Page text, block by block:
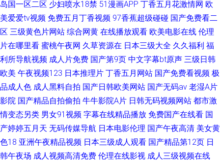
岛国一区二区 少妇喷水18禁 51漫画APP 丁香五月花激情网 欧
美爱爱tv视频 免费五月丁香视频 97香蕉超级碰碰 国产免费看二
区 三级黄色片网站 综合网黄 在线播放观看 欧美电影在线 伦理
片在哪里看 蜜桃午夜网 久草资源在 日本三级大全 久久福利 福
利所导航视频 成人片免费 国产第9页 中文字幕bt原声 三级日韩
欧美 午夜视频123 日本推理片 丁香五月网站 国产免费看视频 极
品成人色 成人黑料自拍 国产日韩欧美网站 国产无码av 老湿A片
影院 国产精品自拍偷拍 牛牛影院A片 日韩无码视频网站 都市激
情变态另类 男女91视频 字幕在线精品播放 免费国产在线看 国
产婷婷五月天 无码传媒导航 日本电影伦理 国产午夜高清 美女黄
色18 亚洲午夜精品视频 日本三级成人观看 国产精品第12页 日
韩午夜场 成人视频高清免费 伦理在线影视 成人三级视频在线